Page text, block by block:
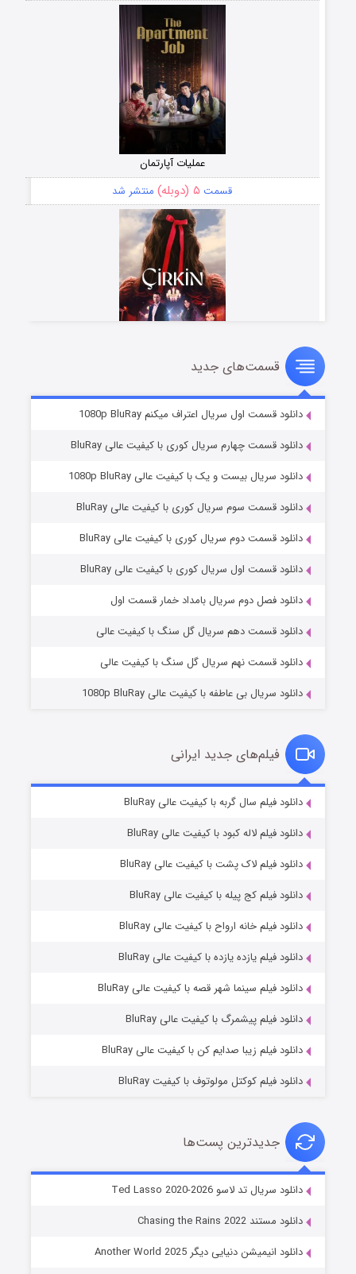
عملیات آپارتمان
قسمت ۵ (دوبله) منتشر شد
سریال زشت
قسمت۲ (زیرنویس) منتشر شد
مردگان متحرک: شهر مرده ۳
قسمت۲ (زیرنویس) منتشر شد
قسمت۷ (زیرنویس) منتشر شد
خاندان اژدها فصل ۳
قسمت‌های جدید
دانلود قسمت اول سریال اعتراف میکنم 1080p BluRay
دانلود قسمت چهارم سریال کوری با کیفیت عالی BluRay
دانلود سریال بیست و یک با کیفیت عالی 1080p BluRay
دانلود قسمت سوم سریال کوری با کیفیت عالی BluRay
دانلود قسمت دوم سریال کوری با کیفیت عالی BluRay
دانلود قسمت اول سریال کوری با کیفیت عالی BluRay
دانلود فصل دوم سریال بامداد خمار قسمت اول
دانلود قسمت دهم سریال گل سنگ با کیفیت عالی
دانلود قسمت نهم سریال گل سنگ با کیفیت عالی
دانلود سریال بی عاطفه با کیفیت عالی 1080p BluRay
فیلم‌های جدید ایرانی
دانلود فیلم سال گربه با کیفیت عالی BluRay
دانلود فیلم لاله کبود با کیفیت عالی BluRay
دانلود فیلم لاک پشت با کیفیت عالی BluRay
دانلود فیلم کج‌ پیله با کیفیت عالی BluRay
دانلود فیلم خانه ارواح با کیفیت عالی BluRay
دانلود فیلم یازده یازده با کیفیت عالی BluRay
دانلود فیلم سینما شهر قصه با کیفیت عالی BluRay
دانلود فیلم پیشمرگ با کیفیت عالی BluRay
دانلود فیلم زیبا صدایم کن با کیفیت عالی BluRay
دانلود فیلم کوکتل مولوتوف با کیفیت BluRay
جدیدترین پست‌ها
دانلود سریال تد لاسو Ted Lasso 2020-2026
دانلود مستند Chasing the Rains 2022
دانلود انیمیشن دنیایی دیگر Another World 2025